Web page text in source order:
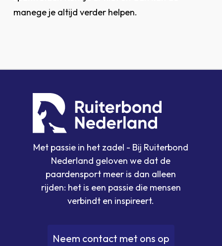
manege je altijd verder helpen.
Met passie in het zadel - Bij Ruiterbond
Nederland geloven we dat de
paardensport meer is dan alleen
rijden: het is een passie die mensen
verbindt en inspireert.
Neem contact met ons op